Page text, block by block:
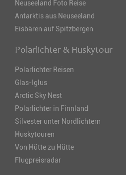
Neuseeland Foto Reise
Antarktis aus Neuseeland
Eisbären auf Spitzbergen
Polarlichter & Huskytour
Polarlichter Reisen
Glas-Iglus
Arctic Sky Nest
Polarlichter in Finnland
Silvester unter Nordlichtern
Huskytouren
Von Hütte zu Hütte
Flugpreisradar